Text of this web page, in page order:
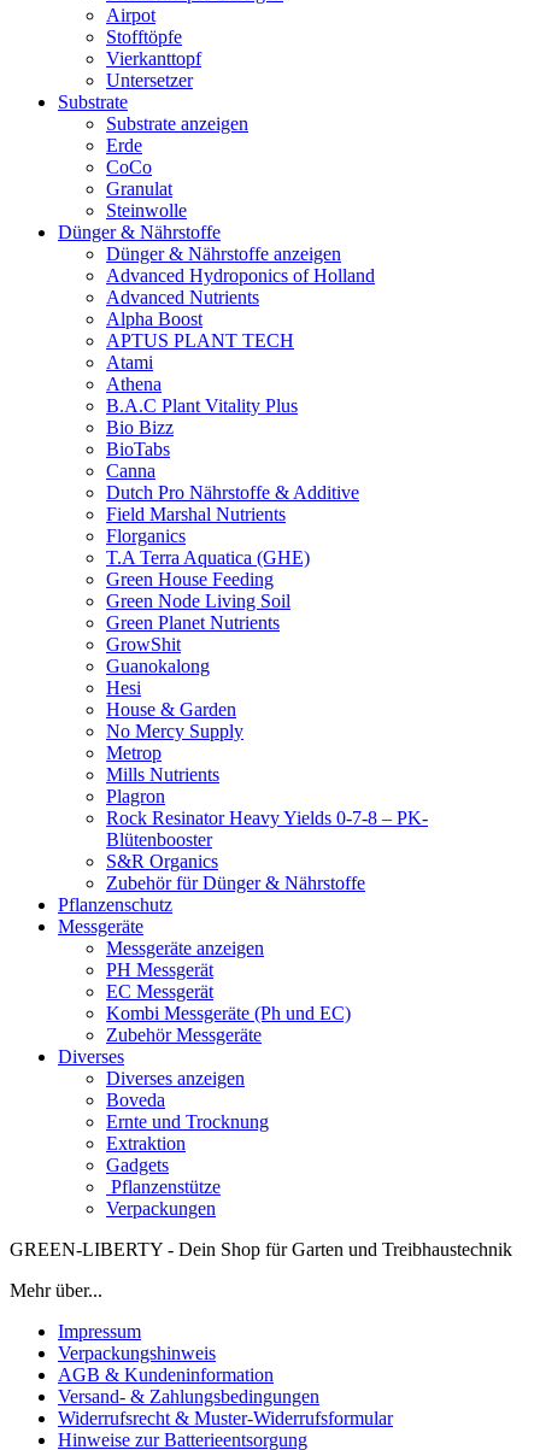
Airpot
Stofftöpfe
Vierkanttopf
Untersetzer
Substrate
Substrate anzeigen
Erde
CoCo
Granulat
Steinwolle
Dünger & Nährstoffe
Dünger & Nährstoffe anzeigen
Advanced Hydroponics of Holland
Advanced Nutrients
Alpha Boost
APTUS PLANT TECH
Atami
Athena
B.A.C Plant Vitality Plus
Bio Bizz
BioTabs
Canna
Dutch Pro Nährstoffe & Additive
Field Marshal Nutrients
Florganics
T.A Terra Aquatica (GHE)
Green House Feeding
Green Node Living Soil
Green Planet Nutrients
GrowShit
Guanokalong
Hesi
House & Garden
No Mercy Supply
Metrop
Mills Nutrients
Plagron
Rock Resinator Heavy Yields 0-7-8 – PK-
Blütenbooster
S&R Organics
Zubehör für Dünger & Nährstoffe
Pflanzenschutz
Messgeräte
Messgeräte anzeigen
PH Messgerät
EC Messgerät
Kombi Messgeräte (Ph und EC)
Zubehör Messgeräte
Diverses
Diverses anzeigen
Boveda
Ernte und Trocknung
Extraktion
Gadgets
Pflanzenstütze
Verpackungen
GREEN-LIBERTY - Dein Shop für Garten und Treibhaustechnik
Mehr über...
Impressum
Verpackungshinweis
AGB & Kundeninformation
Versand- & Zahlungsbedingungen
Widerrufsrecht & Muster-Widerrufsformular
Hinweise zur Batterieentsorgung